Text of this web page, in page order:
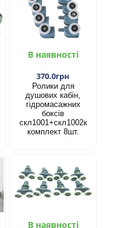
В наявності
370.0грн
Ролики для
душових кабін,
гідромасажних
боксів
скл1001+скл1002к
комплект 8шт.
В наявності